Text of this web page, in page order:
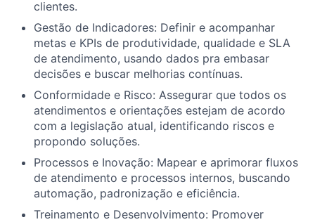
clientes.
Gestão de Indicadores: Definir e acompanhar
metas e KPIs de produtividade, qualidade e SLA
de atendimento, usando dados pra embasar
decisões e buscar melhorias contínuas.
Conformidade e Risco: Assegurar que todos os
atendimentos e orientações estejam de acordo
com a legislação atual, identificando riscos e
propondo soluções.
Processos e Inovação: Mapear e aprimorar fluxos
de atendimento e processos internos, buscando
automação, padronização e eficiência.
Treinamento e Desenvolvimento: Promover